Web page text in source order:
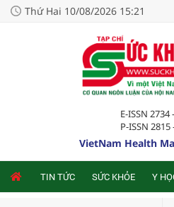
Thứ Hai 10/08/2026 15:21
E-ISSN 2734
P-ISSN 2815
VietNam Health
TIN TỨC SỨC KHỎE Y